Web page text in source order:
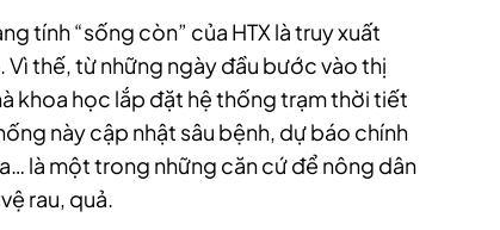
tính “sống còn” của HTX là truy xuất
thế, từ những ngày đầu bước vào thị
khoa học lắp đặt hệ thống trạm thời tiết
này cập nhật sâu bệnh, dự báo chính
là một trong những căn cứ để nông dân
rau, quả.